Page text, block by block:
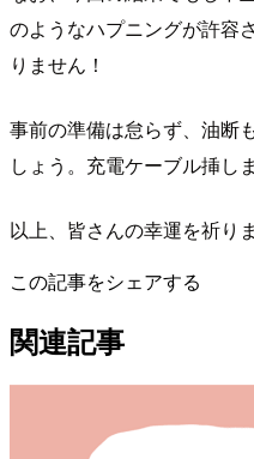
のようなハプニングが許容
りません！
事前の準備は怠らず、油断
しょう。充電ケーブル挿し
以上、皆さんの幸運を祈りま
この記事をシェアする
関連記事